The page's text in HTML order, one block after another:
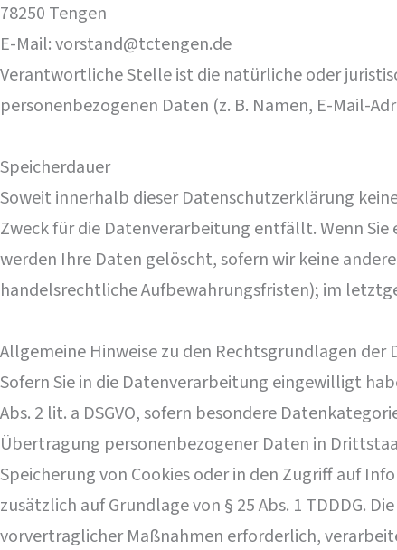
78250 Tengen
E-Mail: vorstand@tctengen.de
Verantwortliche Stelle ist die natürliche oder
personenbezogenen Daten (z. B. Namen, E-Mail-
Speicherdauer
Soweit innerhalb dieser Datenschutzerklärung
Zweck für die Datenverarbeitung entfällt. Wenn
werden Ihre Daten gelöscht, sofern wir keine
handelsrechtliche Aufbewahrungsfristen); im
Allgemeine Hinweise zu den Rechtsgrundlagen
Sofern Sie in die Datenverarbeitung eingewilligt
Abs. 2 lit. a DSGVO, sofern besondere
Übertragung personenbezogener Daten in
Speicherung von Cookies oder in den Zugriff auf
zusätzlich auf Grundlage von § 25 Abs. 1 TDDDG.
vorvertraglicher Maßnahmen erforderlich,